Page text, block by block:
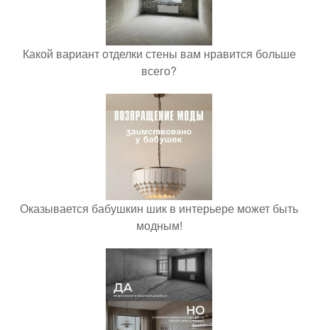
Какой вариант отделки стены вам нравится больше
всего?
Оказывается бабушкин шик в интерьере может быть
модным!